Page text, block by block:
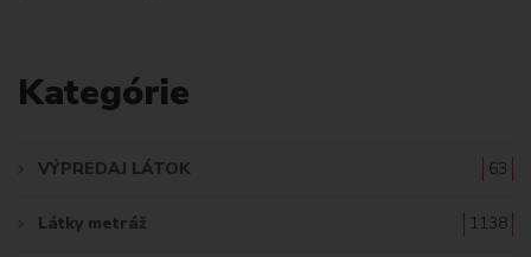
D
Kategórie
VÝPREDAJ LÁTOK 63
Látky metráž 1138